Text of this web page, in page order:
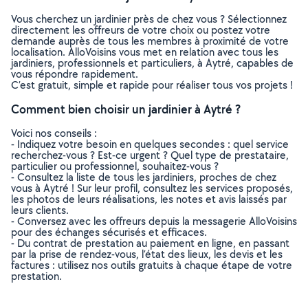
Vous cherchez un jardinier près de chez vous ? Sélectionnez
directement les offreurs de votre choix ou postez votre
demande auprès de tous les membres à proximité de votre
localisation. AlloVoisins vous met en relation avec tous les
jardiniers, professionnels et particuliers, à Aytré, capables de
vous répondre rapidement.
C’est gratuit, simple et rapide pour réaliser tous vos projets !
Comment bien choisir un jardinier à Aytré ?
Voici nos conseils :
- Indiquez votre besoin en quelques secondes : quel service
recherchez-vous ? Est-ce urgent ? Quel type de prestataire,
particulier ou professionnel, souhaitez-vous ?
- Consultez la liste de tous les jardiniers, proches de chez
vous à Aytré ! Sur leur profil, consultez les services proposés,
les photos de leurs réalisations, les notes et avis laissés par
leurs clients.
- Conversez avec les offreurs depuis la messagerie AlloVoisins
pour des échanges sécurisés et efficaces.
- Du contrat de prestation au paiement en ligne, en passant
par la prise de rendez-vous, l’état des lieux, les devis et les
factures : utilisez nos outils gratuits à chaque étape de votre
prestation.